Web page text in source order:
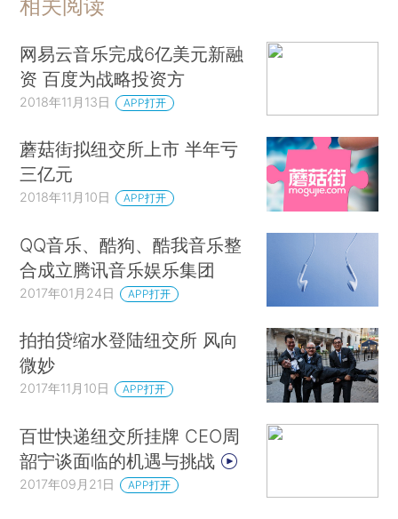
相关阅读
网易云音乐完成6亿美元新融
资 百度为战略投资方
2018年11月13日 APP打开
蘑菇街拟纽交所上市 半年亏
三亿元
2018年11月10日 APP打开
QQ音乐、酷狗、酷我音乐整
合成立腾讯音乐娱乐集团
2017年01月24日 APP打开
拍拍贷缩水登陆纽交所 风向
微妙
2017年11月10日 APP打开
百世快递纽交所挂牌 CEO周
韶宁谈面临的机遇与挑战
2017年09月21日 APP打开